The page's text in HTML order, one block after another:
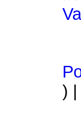
) |